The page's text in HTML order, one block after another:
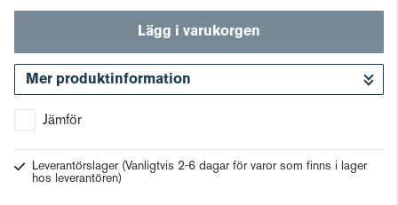
Lägg i varukorgen
Mer produktinformation
Jämför
Leverantörslager (Vanligtvis 2-6 dagar för varor som finns i lager
hos leverantören)